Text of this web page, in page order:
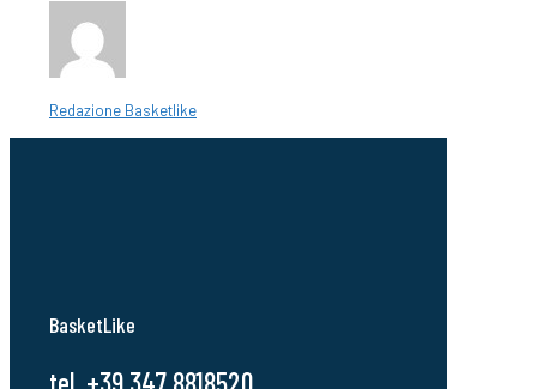
Redazione Basketlike
BasketLike